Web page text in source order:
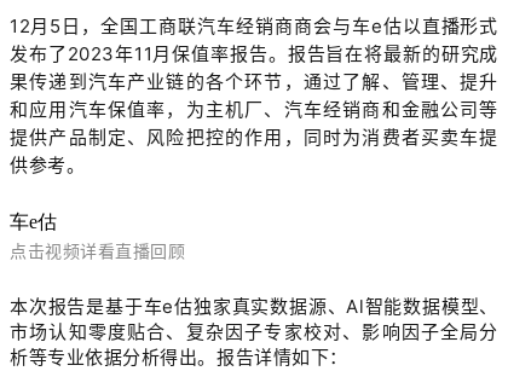
12月5日，全国工商联汽车经销商商会与车e估以直播形式
发布了2023年11月保值率报告。报告旨在将最新的研究成
果传递到汽车产业链的各个环节，通过了解、管理、提升
和应用汽车保值率，为主机厂、汽车经销商和金融公司等
提供产品制定、风险把控的作用，同时为消费者买卖车提
供参考。
车e估
点击视频详看直播回顾
本次报告是基于车e估独家真实数据源、Al智能数据模型、
市场认知零度贴合、复杂因子专家校对、影响因子全局分
析等专业依据分析得出。报告详情如下：